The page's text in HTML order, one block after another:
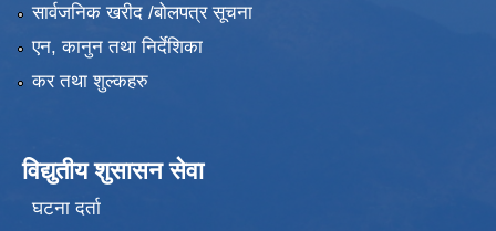
सार्वजनिक खरीद /बोलपत्र सूचना
एन, कानुन तथा निर्देशिका
कर तथा शुल्कहरु
विद्युतीय शुसासन सेवा
घटना दर्ता